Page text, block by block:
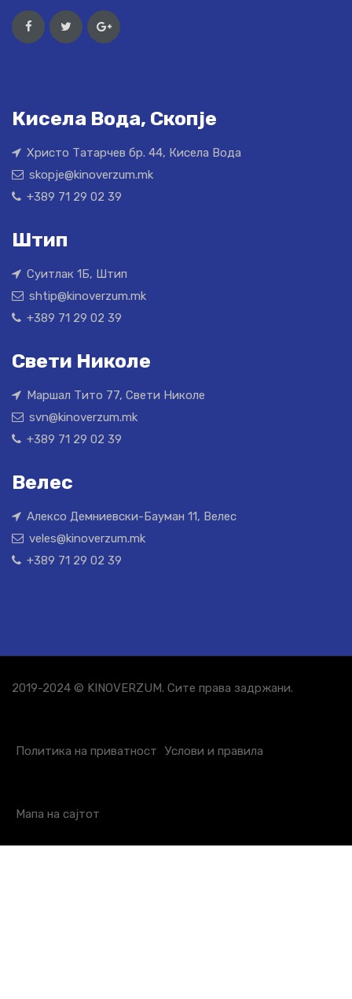
Кисела Вода, Скопје
Христо Татарчев бр. 44, Кисела Вода
skopje@kinoverzum.mk
+389 71 29 02 39
Штип
Суитлак 1Б, Штип
shtip@kinoverzum.mk
+389 71 29 02 39
Свети Николе
Маршал Тито 77, Свети Николе
svn@kinoverzum.mk
+389 71 29 02 39
Велес
Алексо Демниевски-Бауман 11, Велес
veles@kinoverzum.mk
+389 71 29 02 39
2019-2024 © KINOVERZUM. Сите права задржани.
Политика на приватност Услови и правила
Мапа на сајтот